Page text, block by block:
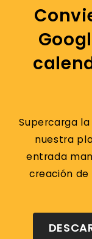
Supercarga
nuestra
entrada
creación